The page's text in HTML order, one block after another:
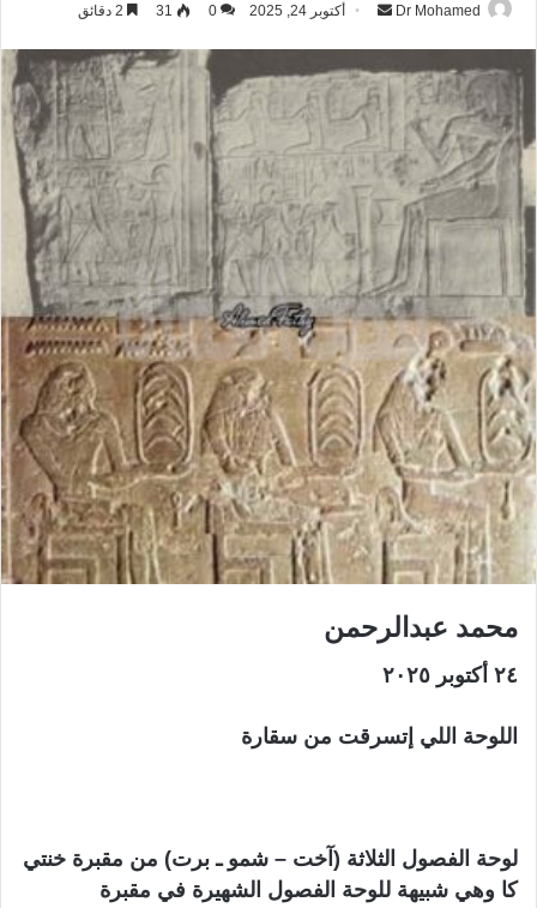
Dr Mohamed
س
ل
ر
إ
ل
ك
و
ا
أكتوبر 24, 2025 0
31
محمد عبدالرحمن
٢٤ أكتوبر ٢٠٢٥
اللوحة اللي إتسرقت من سقارة
لوحة الفصول الثلاثة (آخت – شمو ـ برت) من مقبرة خنتي
كا وهي شبيهة للوحة الفصول الشهيرة في مقبرة